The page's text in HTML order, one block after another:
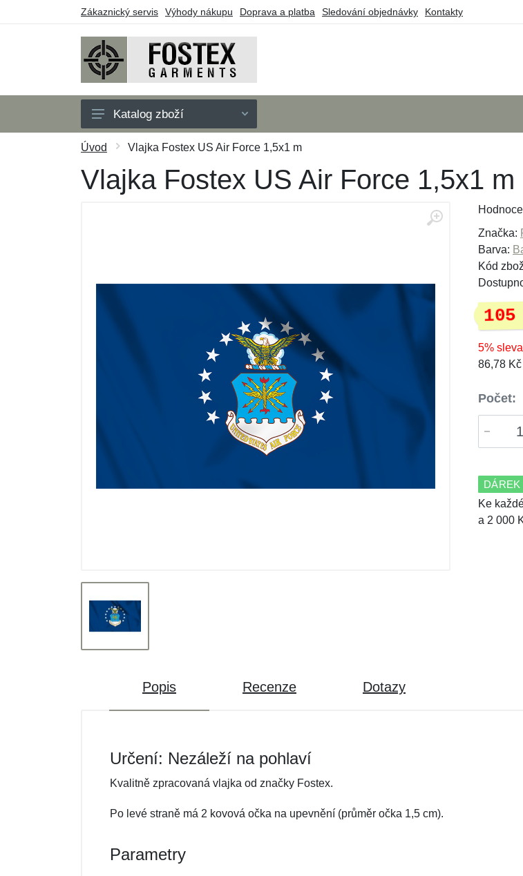
Zákaznický servis Výhody nákupu Doprava a platba Sledování objednávky Kontakty
Pánské
Dětské
Doplňky
Katalog zboží
Úvod Vlajka Fostex US Air Force 1,5x1 m
Vlajka Fostex US Air Force 1,5x1 m
Značka:
Barva:
Kód
105
5%
86,78
Počet:
Ke
a 2 000
Popis Recenze Dotazy
Určení: Nezáleží na pohlaví
Kvalitně zpracovaná vlajka od značky Fostex.
Po levé straně má 2 kovová očka na upevnění (průměr očka 1,5 cm).
Parametry